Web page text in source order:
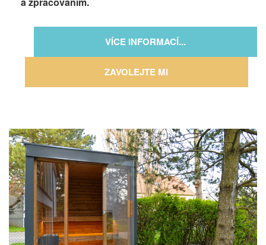
VÍCE INFORMACÍ...
ZAVOLEJTE MI